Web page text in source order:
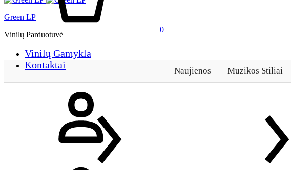
Green LP
Vinilų Parduotuvė
Vinilų Gamykla
Kontaktai
Prisijungti
0
Naujienos Muzikos Stiliai